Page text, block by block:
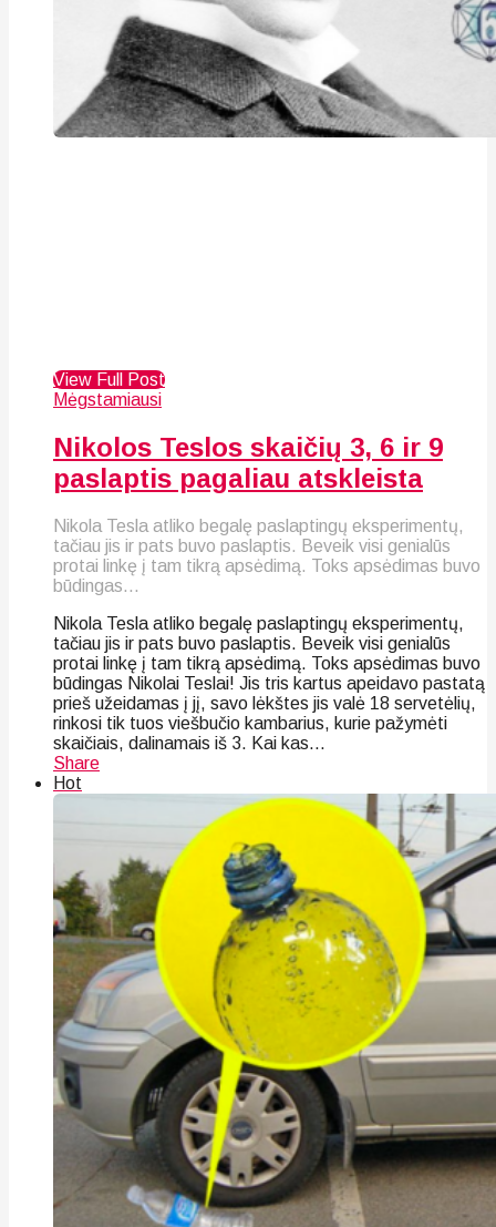
View Full Post
Mėgstamiausi
Nikolos Teslos skaičių 3, 6 ir 9
paslaptis pagaliau atskleista
Nikola Tesla atliko begalę paslaptingų eksperimentų,
tačiau jis ir pats buvo paslaptis. Beveik visi genialūs
protai linkę į tam tikrą apsėdimą. Toks apsėdimas buvo
būdingas...
Nikola Tesla atliko begalę paslaptingų eksperimentų,
tačiau jis ir pats buvo paslaptis. Beveik visi genialūs
protai linkę į tam tikrą apsėdimą. Toks apsėdimas buvo
būdingas Nikolai Teslai! Jis tris kartus apeidavo pastatą
prieš užeidamas į jį, savo lėkštes jis valė 18 servetėlių,
rinkosi tik tuos viešbučio kambarius, kurie pažymėti
skaičiais, dalinamais iš 3. Kai kas...
Share
Hot